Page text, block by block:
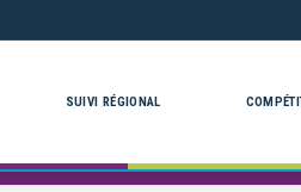
SUIVI RÉGIONAL